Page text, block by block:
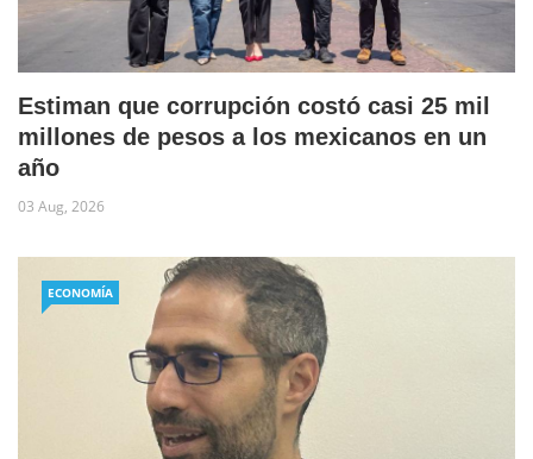
Estiman que corrupción costó casi 25 mil
millones de pesos a los mexicanos en un
año
03 Aug, 2026
ECONOMÍA